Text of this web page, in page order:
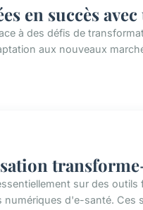
en succès
à des défis de
aux nouveaux
sur des
numériques d'e-santé. Ces